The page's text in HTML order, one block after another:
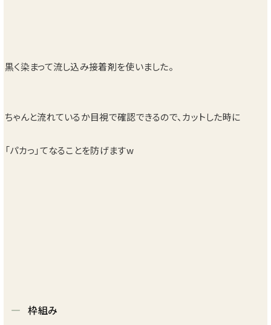
黒く染まって流し込み接着剤を使いました。
ちゃんと流れているか目視で確認できるので、カットした時に
「パカっ」てなることを防げますw
枠組み